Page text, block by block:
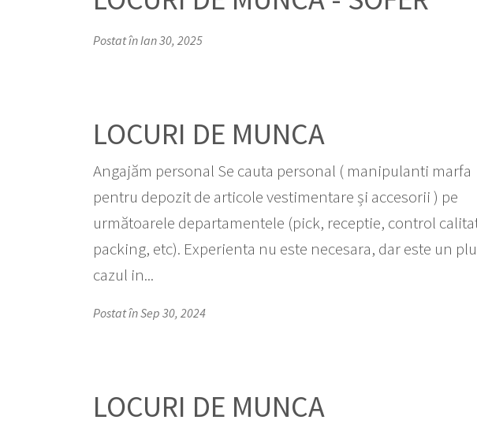
Postat în Ian 30, 2025
LOCURI DE MUNCA
Angajăm personal Se cauta personal ( manipulanti marfa
pentru depozit de articole vestimentare și accesorii ) pe
următoarele departamentele (pick, receptie, control
packing, etc). Experienta nu este necesara, dar este un
cazul in...
Postat în Sep 30, 2024
LOCURI DE MUNCA